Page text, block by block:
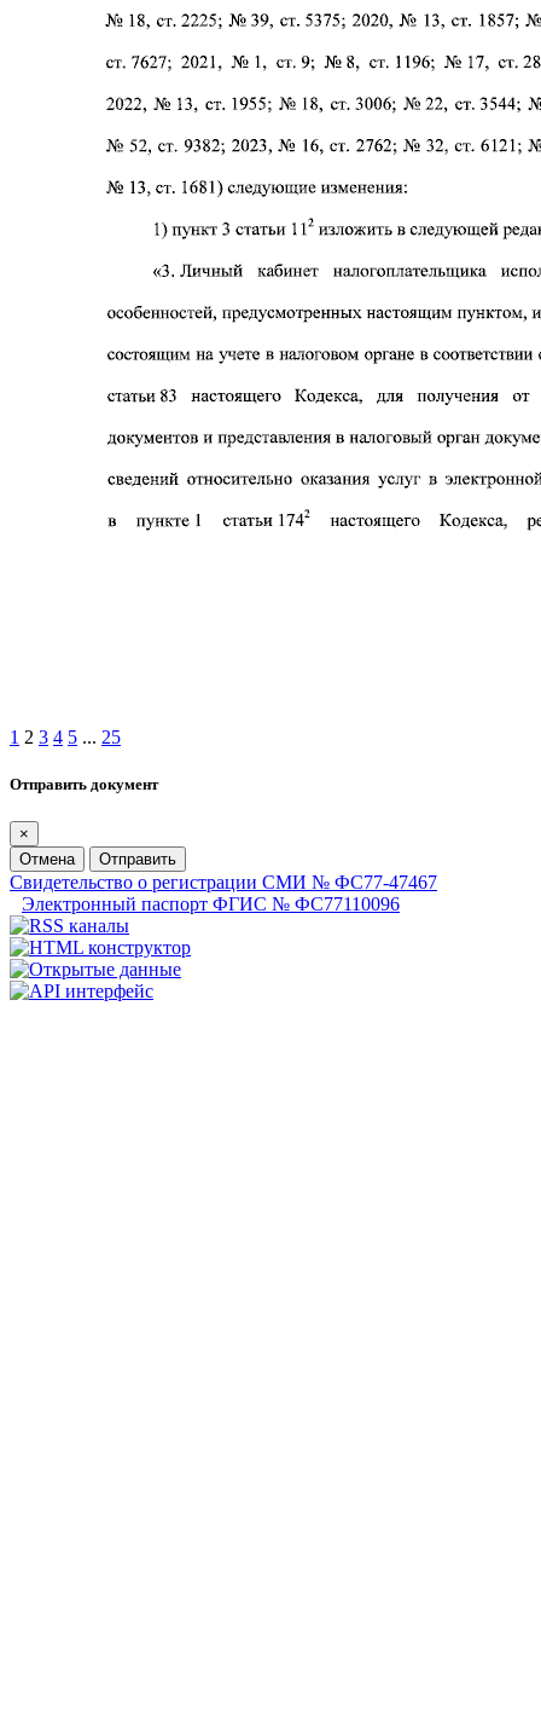
1 2 3 4 5 ... 25
Отправить документ
×
Отмена
Отправить
Свидетельство о регистрации СМИ № ФС77-47467
Электронный паспорт ФГИС № ФС77110096